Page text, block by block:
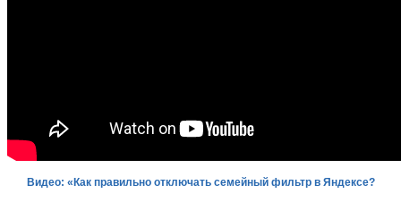
Видео: «Как правильно отключать семейный фильтр в Яндексе?